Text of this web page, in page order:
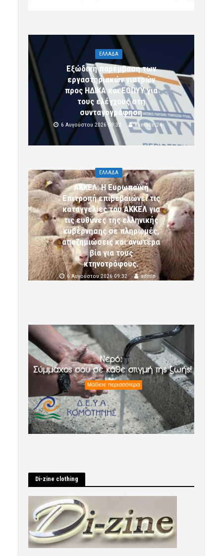
ΕΛΛΑΔΑ
Εξώδικη παρέμβαση των
εργαστηριακών γιατρών
προς ΗΔΙΚΑ και ΕΟΠΥΥ για
τους ελέγχους στη
συνταγογράφηση
6 Αυγούστου 2026 09:32 komotini24
ΕΛΛΑΔΑ
ΑΚΚΕΛ: Η Ευρωπαϊκή
Επιτροπή επιβεβαιώνει τις
καταγγελίες του ΑΚΚΕΛ για
τις ευθύνες της ελληνικής
κυβέρνησης σε πληρωμές,
αποζημιώσεις και ανωτέρα
βία για τους
κτηνοτρόφους.
6 Αυγούστου 2026 09:32 admin
Di-zine clothing